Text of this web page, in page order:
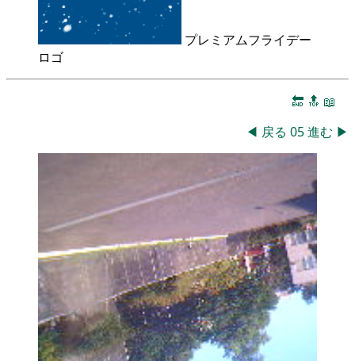
プレミアムフライデー
ロゴ
🔚 🔝 📖
◀ 戻る 05進む ▶